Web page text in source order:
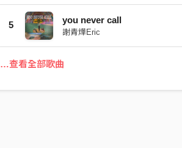
5 you never call
謝青燁Eric
…查看全部歌曲